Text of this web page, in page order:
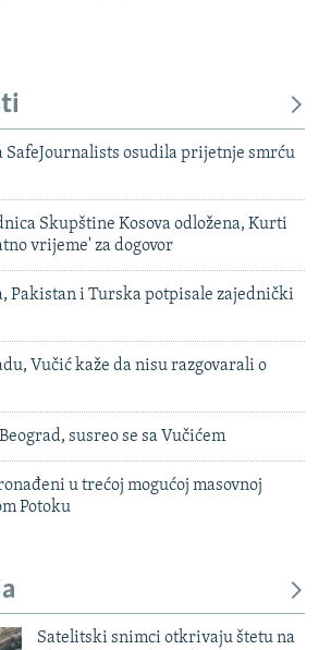
SafeJournalists osudila prijetnje smrću
Skupštine Kosova odložena, Kurti
vrijeme' za dogovor
Pakistan i Turska potpisale zajednički
Vučić kaže da nisu razgovarali o
susreo se sa Vučićem
u trećoj mogućoj masovnoj
Potoku
Satelitski snimci otkrivaju štetu na